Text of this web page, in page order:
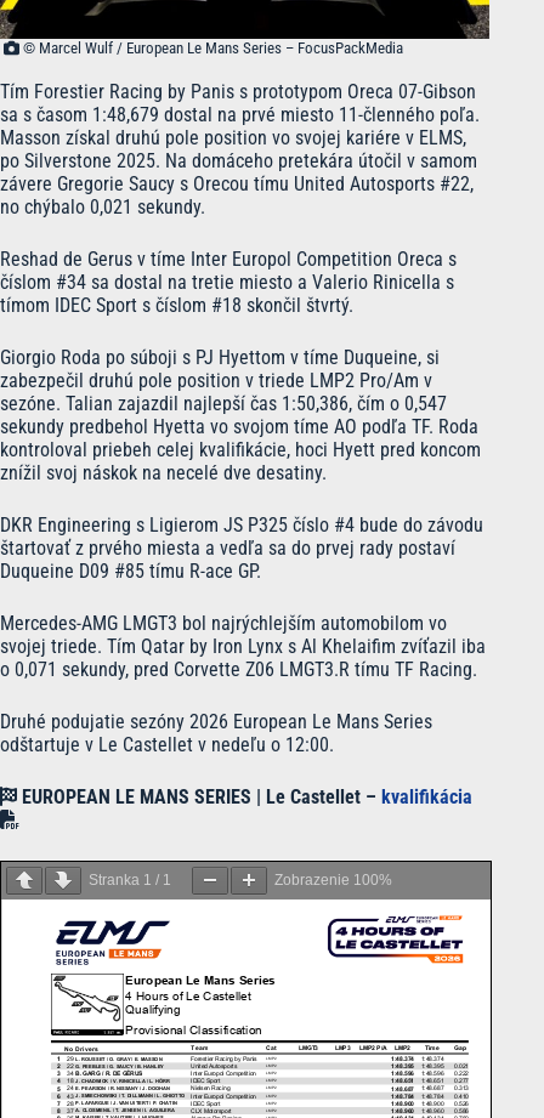
© Marcel Wulf / European Le Mans Series – FocusPackMedia
Tím Forestier Racing by Panis s prototypom Oreca 07-Gibson
sa s časom 1:48,679 dostal na prvé miesto 11-členného poľa.
Masson získal druhú pole position vo svojej kariére v ELMS,
po Silverstone 2025. Na domáceho pretekára útočil v samom
závere Gregorie Saucy s Orecou tímu United Autosports #22,
no chýbalo 0,021 sekundy.
Reshad de Gerus v tíme Inter Europol Competition Oreca s
číslom #34 sa dostal na tretie miesto a Valerio Rinicella s
tímom IDEC Sport s číslom #18 skončil štvrtý.
Giorgio Roda po súboji s PJ Hyettom v tíme Duqueine, si
zabezpečil druhú pole position v triede LMP2 Pro/Am v
sezóne. Talian zajazdil najlepší čas 1:50,386, čím o 0,547
sekundy predbehol Hyetta vo svojom tíme AO podľa TF. Roda
kontroloval priebeh celej kvalifikácie, hoci Hyett pred koncom
znížil svoj náskok na necelé dve desatiny.
DKR Engineering s Ligierom JS P325 číslo #4 bude do závodu
štartovať z prvého miesta a vedľa sa do prvej rady postaví
Duqueine D09 #85 tímu R-ace GP.
Mercedes-AMG LMGT3 bol najrýchlejším automobilom vo
svojej triede. Tím Qatar by Iron Lynx s Al Khelaifim zvíťazil iba
o 0,071 sekundy, pred Corvette Z06 LMGT3.R tímu TF Racing.
Druhé podujatie sezóny 2026 European Le Mans Series
odštartuje v Le Castellet v nedeľu o 12:00.
EUROPEAN LE MANS SERIES | Le Castellet – kvalifikácia
Stranka 1 / 1 Zobrazenie 100%